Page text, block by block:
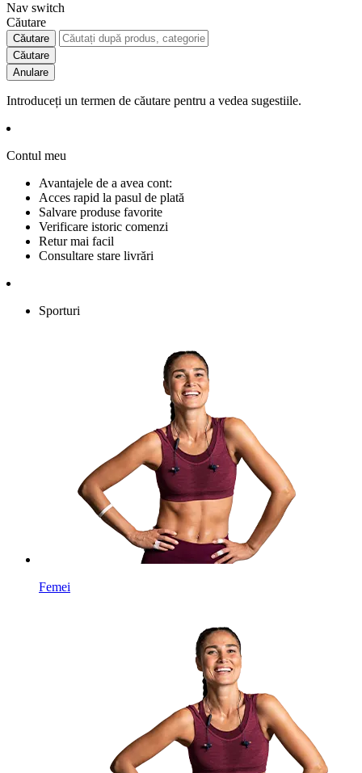
Nav switch
Căutare
Căutare
Căutare
Anulare
Introduceți un termen de căutare pentru a vedea sugestiile.
Contul meu
Avantajele de a avea cont:
Acces rapid la pasul de plată
Salvare produse favorite
Verificare istoric comenzi
Retur mai facil
Consultare stare livrări
Sporturi
Femei